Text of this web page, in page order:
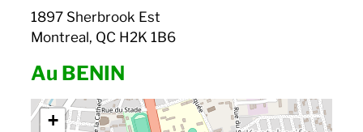
1897 Sherbrook Est
Montreal, QC H2K 1B6
Au BENIN
+